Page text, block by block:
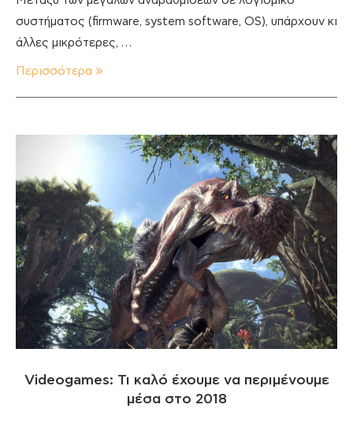
συστήματος (firmware, system software, OS), υπάρχουν κι
άλλες μικρότερες, …
Περισσότερα
Videogames: Τι καλό έχουμε να περιμένουμε
μέσα στο 2018